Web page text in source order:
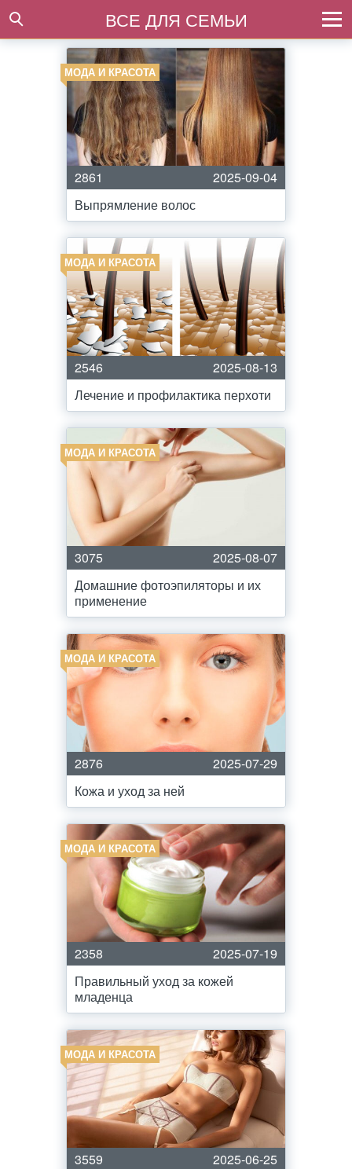
ВСЕ ДЛЯ СЕМЬИ
МОДА И КРАСОТА
2861
2025-09-04
Выпрямление волос
МОДА И КРАСОТА
2546
2025-08-13
Лечение и профилактика перхоти
МОДА И КРАСОТА
3075
2025-08-07
Домашние фотоэпиляторы и их
применение
МОДА И КРАСОТА
2876
2025-07-29
Кожа и уход за ней
МОДА И КРАСОТА
2358
2025-07-19
Правильный уход за кожей
младенца
МОДА И КРАСОТА
3559
2025-06-25